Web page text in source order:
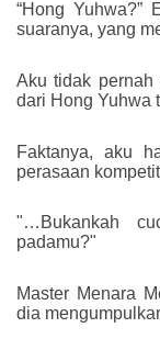
“Hong Yuhwa?”
suaranya, yang
Aku tidak pernah
dari Hong Yuhwa
Faktanya, aku
perasaan
"…Bukankah
padamu?"
Master Menara
dia